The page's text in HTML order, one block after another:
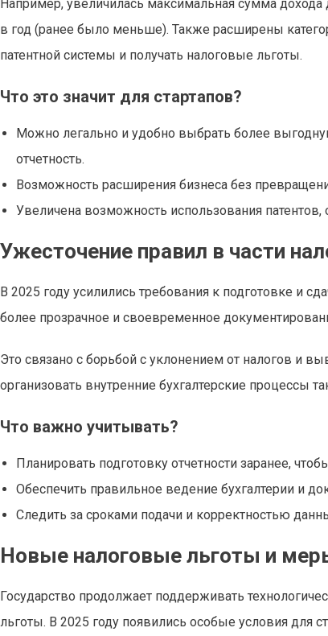
Например, увеличилась максимальная сумма
в год (ранее было меньше). Также расширены
патентной системы и получать налоговые льготы.
Что это значит для стартапов?
Можно легально и удобно выбрать более
отчетность.
Возможность расширения бизнеса без
Увеличена возможность использования
Ужесточение правил в части
В 2025 году усилились требования к подготовке и
более прозрачное и своевременное
Это связано с борьбой с уклонением от налогов и
организовать внутренние бухгалтерские процессы
Что важно учитывать?
Планировать подготовку отчетности заранее,
Обеспечить правильное ведение бухгалтерии и
Следить за сроками подачи и корректностью
Новые налоговые льготы и
Государство продолжает поддерживать
льготы. В 2025 году появились особые условия для